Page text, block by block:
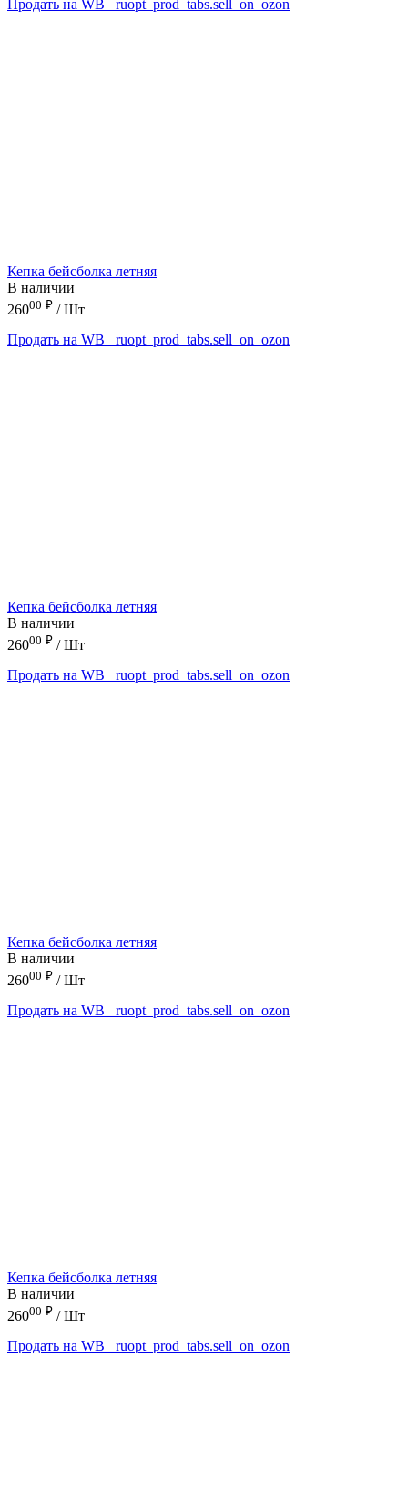
Продать на WB _ruopt_prod_tabs.sell_on_ozon
Кепка бейсболка летняя
В наличии
26000 ₽ / Шт
Продать на WB
_ruopt_prod_tabs.sell_on_ozon
Кепка бейсболка летняя
В наличии
26000 ₽ / Шт
Продать на WB
_ruopt_prod_tabs.sell_on_ozon
Кепка бейсболка летняя
В наличии
26000 ₽ / Шт
Продать на WB
_ruopt_prod_tabs.sell_on_ozon
Кепка бейсболка летняя
В наличии
26000 ₽ / Шт
Продать на WB
_ruopt_prod_tabs.sell_on_ozon